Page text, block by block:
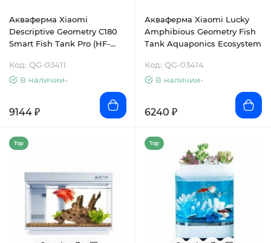
Акваферма Xiaomi
Descriptive Geometry C180
Smart Fish Tank Pro (HF-
Код: QG-03411
В наличии-
9144 ₽
Акваферма Xiaomi Lucky
Amphibious Geometry Fish
Tank Aquaponics Ecosystem
Код: QG-03414
В наличии-
6240 ₽
Top Top